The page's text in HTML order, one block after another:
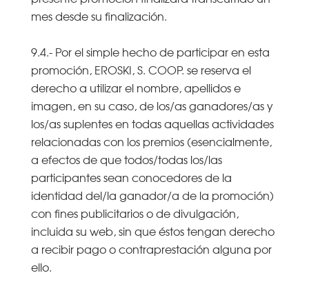
mes desde su finalización.
9.4.- Por el simple hecho de participar en esta
promoción, EROSKI, S. COOP. se reserva el
derecho a utilizar el nombre, apellidos e
imagen, en su caso, de los/as ganadores/as y
los/as suplentes en todas aquellas actividades
relacionadas con los premios (esencialmente,
a efectos de que todos/todas los/las
participantes sean conocedores de la
identidad del/la ganador/a de la promoción)
con fines publicitarios o de divulgación,
incluida su web, sin que éstos tengan derecho
a recibir pago o contraprestación alguna por
ello.